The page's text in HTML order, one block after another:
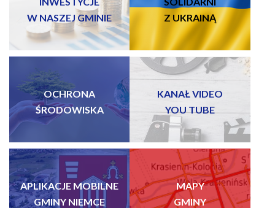
W NASZEJ GMINIE
Z UKRAINĄ
OCHRONA
ŚRODOWISKA
KANAŁ VIDEO
YOU TUBE
APLIKACJE MOBILNE
GMINY NIEMCE
MAPY
GMINY